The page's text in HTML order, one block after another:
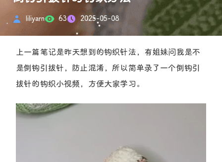
liliyarn 63 2025-05-08
上一篇笔记是昨天想到的钩织针法，有姐妹问我是不
是倒钩引拔针，防止混淆，所以简单录了一个倒钩引
拔针的钩织小视频，方便大家学习。